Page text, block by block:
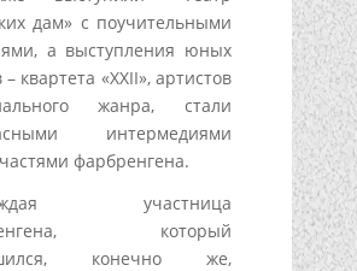
дам» с поучительными
а выступления юных
квартета «XXII», артистов
жанра, стали
интермедиями
фарбренгена.
участница
который
конечно же,